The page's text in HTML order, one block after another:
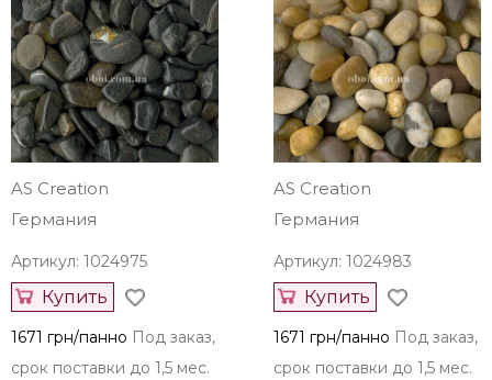
AS Creation
Германия
Артикул: 1024975
Купить
1671 грн/панно Под заказ,
срок поставки до 1,5 мес.
AS Creation
Германия
Артикул: 1024983
Купить
1671 грн/панно Под заказ,
срок поставки до 1,5 мес.